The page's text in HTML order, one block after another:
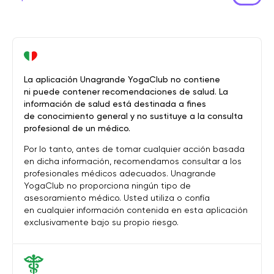
La aplicación Unagrande YogaClub no contiene
ni puede contener recomendaciones de salud. La
información de salud está destinada a fines
de conocimiento general y no sustituye a la consulta
profesional de un médico.
Por lo tanto, antes de tomar cualquier acción basada
en dicha información, recomendamos consultar a los
profesionales médicos adecuados. Unagrande
YogaClub no proporciona ningún tipo de
asesoramiento médico. Usted utiliza o confía
en cualquier información contenida en esta aplicación
exclusivamente bajo su propio riesgo.